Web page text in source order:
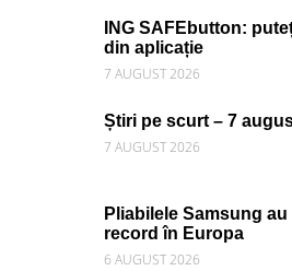
ING SAFEbutton:
din aplicație
7 AUGUST 2026
Știri pe scurt – 7
7 AUGUST 2026
Pliabilele Samsung
record în Europa
6 AUGUST 2026